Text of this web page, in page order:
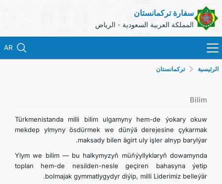
سفارة تركمانستان
المملكة العربية السعودية - الرياض
AR
تركمانستان
الخدمات القنصلية
وزارة الخارجية لتركمانستان
الرئيسية تركمانستان
Bilim
Türkmenistanda milli bilim ulgamyny hem-de ýokary okuw
mekdep ylmyny ösdürmek we dünýä derejesine çykarmak
maksady bilen ägirt uly işler alnyp barylýar.
Ylym we bilim — bu halkymyzyň müňýyllyklaryň dowamynda
toplan hem-de nesilden-nesle geçiren bahasyna ýetip
bolmajak gymmatlygydyr diýip, milli Liderimiz belleýär.